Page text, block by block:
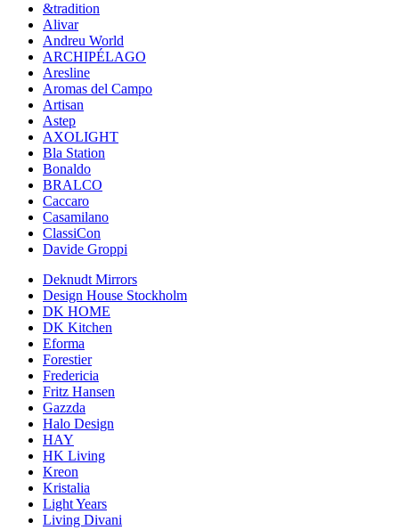
&tradition
Alivar
Andreu World
ARCHIPÉLAGO
Aresline
Aromas del Campo
Artisan
Astep
AXOLIGHT
Bla Station
Bonaldo
BRALCO
Caccaro
Casamilano
ClassiCon
Davide Groppi
Deknudt Mirrors
Design House Stockholm
DK HOME
DK Kitchen
Eforma
Forestier
Fredericia
Fritz Hansen
Gazzda
Halo Design
HAY
HK Living
Kreon
Kristalia
Light Years
Living Divani